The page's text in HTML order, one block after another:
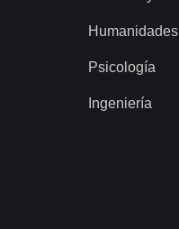
Humanidades
Psicología
Ingeniería